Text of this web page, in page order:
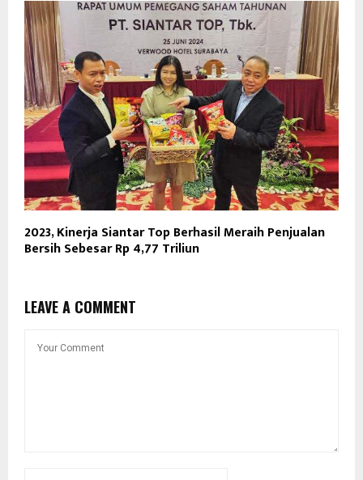
2023, Kinerja Siantar Top Berhasil Meraih Penjualan
Bersih Sebesar Rp 4,77 Triliun
LEAVE A COMMENT